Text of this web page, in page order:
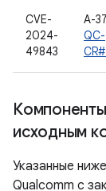
CVE-
2024-
49843
A-
QC-
исходным
Указанные
Qualcomm с